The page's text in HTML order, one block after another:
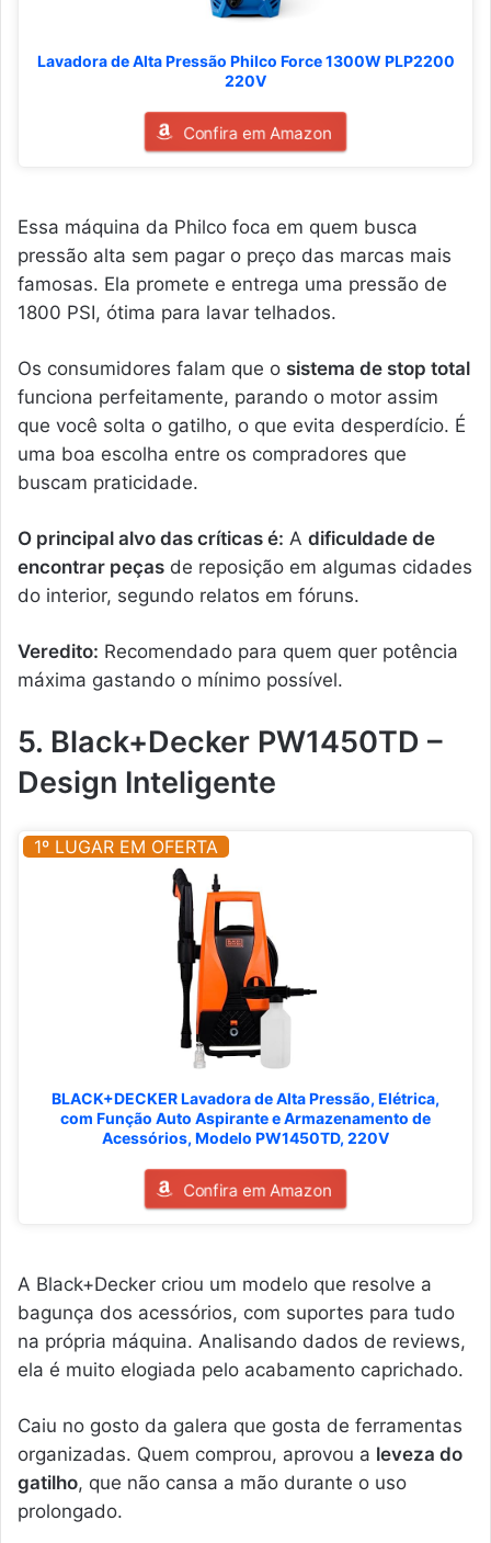
Lavadora de Alta Pressão Philco Force 1300W PLP2200
220V
Confira em Amazon
Essa máquina da Philco foca em quem busca
pressão alta sem pagar o preço das marcas mais
famosas. Ela promete e entrega uma pressão de
1800 PSI, ótima para lavar telhados.
Os consumidores falam que o sistema de stop total
funciona perfeitamente, parando o motor assim
que você solta o gatilho, o que evita desperdício. É
uma boa escolha entre os compradores que
buscam praticidade.
O principal alvo das críticas é: A dificuldade de
encontrar peças de reposição em algumas cidades
do interior, segundo relatos em fóruns.
Veredito: Recomendado para quem quer potência
máxima gastando o mínimo possível.
5. Black+Decker PW1450TD –
Design Inteligente
1º LUGAR EM OFERTA
BLACK+DECKER Lavadora de Alta Pressão, Elétrica,
com Função Auto Aspirante e Armazenamento de
Acessórios, Modelo PW1450TD, 220V
Confira em Amazon
A Black+Decker criou um modelo que resolve a
bagunça dos acessórios, com suportes para tudo
na própria máquina. Analisando dados de reviews,
ela é muito elogiada pelo acabamento caprichado.
Caiu no gosto da galera que gosta de ferramentas
organizadas. Quem comprou, aprovou a leveza do
gatilho, que não cansa a mão durante o uso
prolongado.